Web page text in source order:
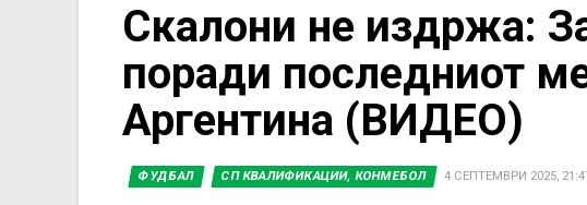
here
Скалони не издржа:
поради последниот
Аргентина (ВИДЕО)
ФУДБАЛ СП КВАЛИФИКАЦИИ, КОНМЕБОЛ 4 СЕПТЕМВРИ 2025,